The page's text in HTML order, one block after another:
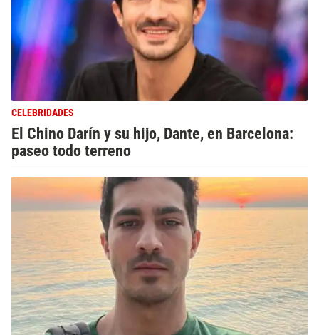
CELEBRIDADES
El Chino Darín y su hijo, Dante, en Barcelona:
paseo todo terreno